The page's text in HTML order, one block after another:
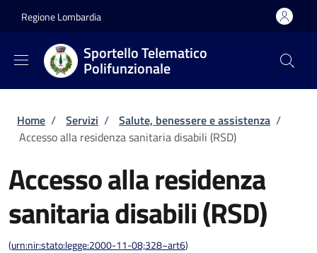
Regione Lombardia
Sportello Telematico
Polifunzionale
Briciole di pane
Home / Servizi / Salute, benessere e assistenza /
Accesso alla residenza sanitaria disabili (RSD)
Accesso alla residenza
sanitaria disabili (RSD)
(urn:nir:stato:legge:2000-11-08;328~art6)